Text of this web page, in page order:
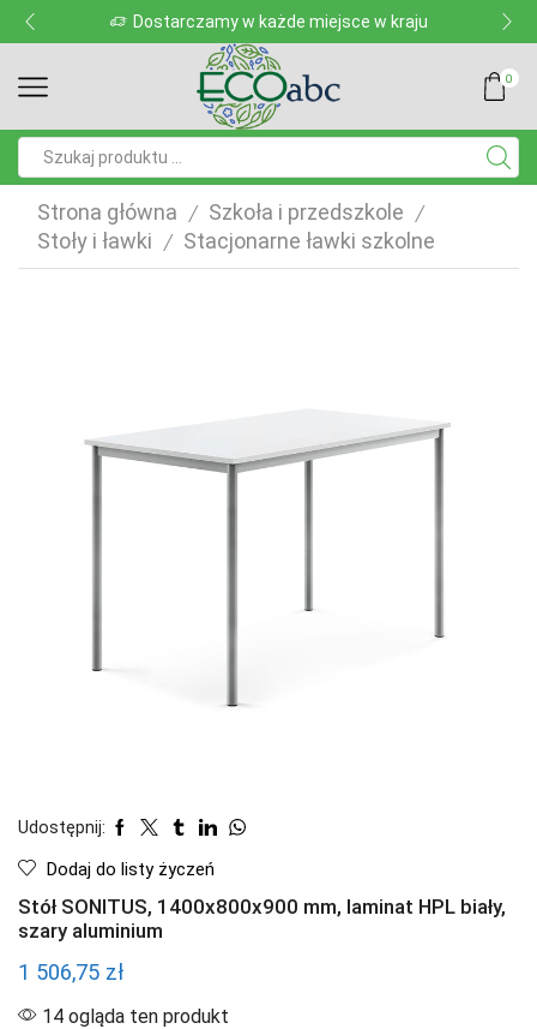
Dostarczamy w każde miejsce w kraju
0
Strona główna / Szkoła i przedszkole /
Stoły i ławki / Stacjonarne ławki szkolne
Udostępnij:
Dodaj do listy życzeń
Stół SONITUS, 1400x800x900 mm, laminat HPL biały,
szary aluminium
1 506,75 zł
14 ogląda ten produkt